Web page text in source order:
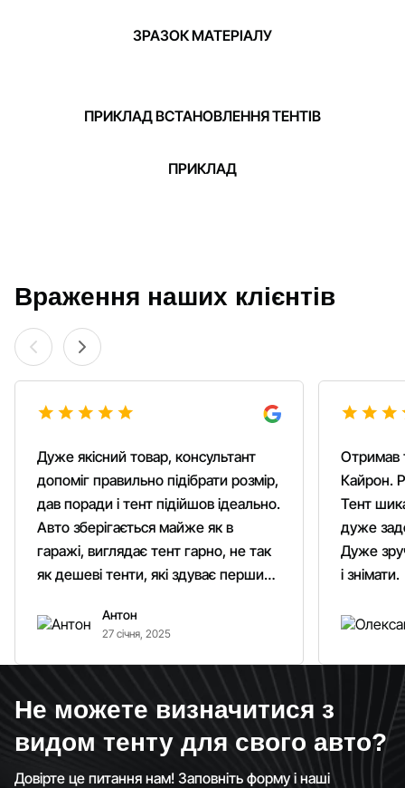
ЗРАЗОК МАТЕРІАЛУ
ПРИКЛАД ВСТАНОВЛЕННЯ ТЕНТІВ
ПРИКЛАД
Враження наших клієнтів
Дуже якісний товар, консультант
допоміг правильно підібрати розмір,
дав поради і тент підійшов ідеально.
Авто зберігається майже як в
гаражі, виглядає тент гарно, не так
як дешеві тенти, які здуває першим
Рекомендую однозначно!
Антон
27 січня, 2025
Отримав
Кайрон.
Тент
дуже
Дуже
і знімати.
Не можете визначитися з
видом тенту для свого авто?
Довірте це питання нам! Заповніть форму і наші